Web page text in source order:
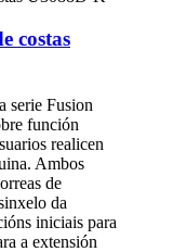
costas
serie Fusion
función
realicen
Ambos
de
da
iniciais para
a extensión